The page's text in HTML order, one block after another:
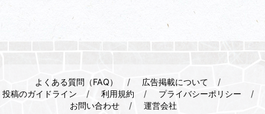
よくある質問（FAQ）
広告掲載について
投稿のガイドライン
利用規約
プライバシーポリシー
お問い合わせ
運営会社